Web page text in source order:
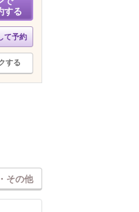
する
て予約
する
その他